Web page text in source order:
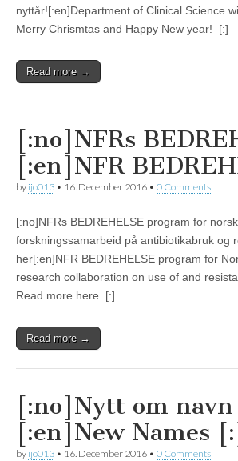
nyttår![:en]Department of Clinical Science
Merry Chrismtas and Happy New year! [:]
Read more →
[:no]NFRs
[:en]NFR
by ijo013 • 16. December 2016 • 0 Comments
[:no]NFRs BEDREHELSE program for
forskningssamarbeid på antibiotikabruk og
her[:en]NFR BEDREHELSE program for
research collaboration on use of and
Read more here [:]
Read more →
[:no]Nytt om navn
[:en]New Names
by ijo013 • 16. December 2016 • 0 Comments